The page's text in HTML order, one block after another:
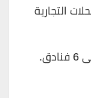
التجارية